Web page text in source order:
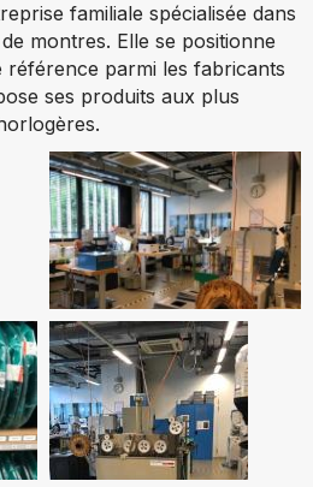
familiale spécialisée dans
montres. Elle se positionne
référence parmi les fabricants
ses produits aux plus